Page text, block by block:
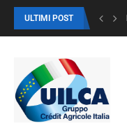
ULTIMI POST